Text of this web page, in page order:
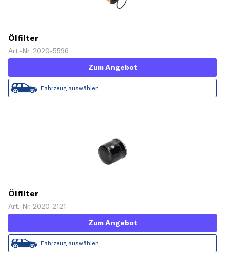
Ölfilter
Art.-Nr. 2020-5596
Zum Angebot
Fahrzeug auswählen
Ölfilter
Art.-Nr. 2020-2121
Zum Angebot
Fahrzeug auswählen